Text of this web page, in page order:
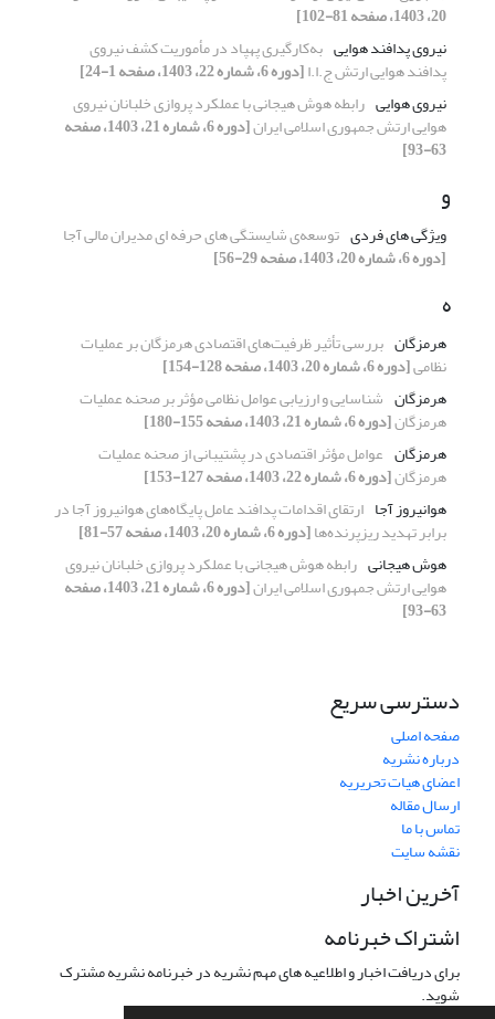
20، 1403، صفحه 81-102]
نیروی پدافند هوایی به‌کارگیری پهپاد در مأموریت‌ کشف نیروی
پدافند هوایی ارتش ج.ا.ا[دوره 6، شماره 22، 1403، صفحه 1-24]
نیروی هوایی رابطه هوش هیجانی با عملکرد پروازی خلبانان نیروی
هوایی ارتش جمهوری اسلامی ایران [دوره 6، شماره 21، 1403، صفحه
63-93]
و
ویژگی های فردی توسعه‌ی شایستگی های حرفه ای مدیران مالی آجا
[دوره 6، شماره 20، 1403، صفحه 29-56]
ه
هرمزگان بررسی تأثیر ظرفیت‌های اقتصادی هرمزگان بر عملیات
نظامی[دوره 6، شماره 20، 1403، صفحه 128-154]
هرمزگان شناسایی و ارزیابی عوامل نظامی مؤثر بر صحنه عملیات
هرمزگان[دوره 6، شماره 21، 1403، صفحه 155-180]
هرمزگان عوامل مؤثر اقتصادی در پشتیبانی از صحنه عملیات
هرمزگان[دوره 6، شماره 22، 1403، صفحه 127-153]
هوانیروز آجا ارتقای اقدامات پدافند عامل پایگاه‌های هوانیروز آجا در
برابر تهدید ریزپرنده‌ها[دوره 6، شماره 20، 1403، صفحه 57-81]
هوش هیجانی رابطه هوش هیجانی با عملکرد پروازی خلبانان نیروی
هوایی ارتش جمهوری اسلامی ایران [دوره 6، شماره 21، 1403، صفحه
63-93]
دسترسی سریع
صفحه اصلی
درباره نشریه
اعضای هیات تحریریه
ارسال مقاله
تماس با ما
نقشه سایت
آخرین اخبار
اشتراک خبرنامه
برای دریافت اخبار و اطلاعیه های مهم نشریه در خبرنامه نشریه مشترک
شوید.